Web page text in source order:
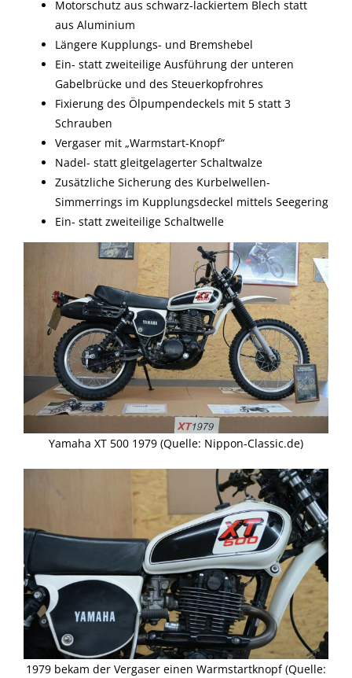
Motorschutz aus schwarz-lackiertem Blech statt
aus Aluminium
Längere Kupplungs- und Bremshebel
Ein- statt zweiteilige Ausführung der unteren
Gabelbrücke und des Steuerkopfrohres
Fixierung des Ölpumpendeckels mit 5 statt 3
Schrauben
Vergaser mit „Warmstart-Knopf“
Nadel- statt gleitgelagerter Schaltwalze
Zusätzliche Sicherung des Kurbelwellen-
Simmerrings im Kupplungsdeckel mittels Seegering
Ein- statt zweiteilige Schaltwelle
Yamaha XT 500 1979 (Quelle: Nippon-Classic.de)
1979 bekam der Vergaser einen Warmstartknopf (Quelle: